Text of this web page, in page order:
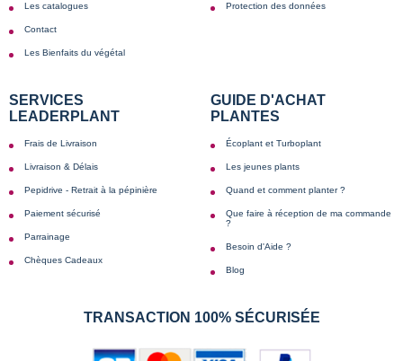
Les catalogues
Contact
Les Bienfaits du végétal
Protection des données
SERVICES
LEADERPLANT
Frais de Livraison
Livraison & Délais
Pepidrive - Retrait à la pépinière
Paiement sécurisé
Parrainage
Chèques Cadeaux
GUIDE D'ACHAT
PLANTES
Écoplant et Turboplant
Les jeunes plants
Quand et comment planter ?
Que faire à réception de ma commande
?
Besoin d'Aide ?
Blog
TRANSACTION 100% SÉCURISÉE